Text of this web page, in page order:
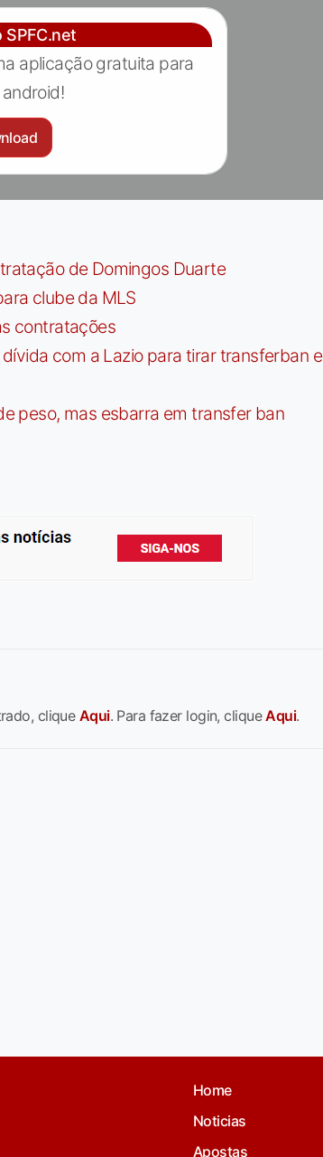
SPFC.net
aplicação gratuita para
android!
de Domingos Duarte
clube da MLS
contratações
dívida com a Lazio para tirar transferban e
peso, mas esbarra em transfer ban
cliqueAqui. Para fazer login, cliqueAqui.
Home
Noticias
Apostas